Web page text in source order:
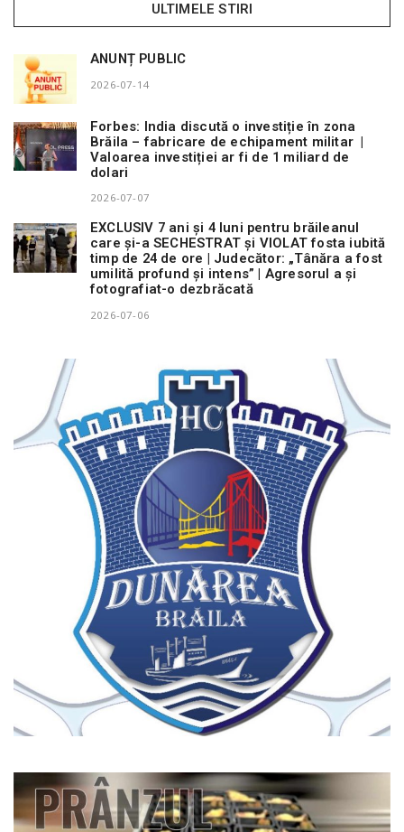
ULTIMELE STIRI
ANUNȚ PUBLIC
2026-07-14
Forbes: India discută o investiție în zona
Brăila – fabricare de echipament militar |
Valoarea investiției ar fi de 1 miliard de
dolari
2026-07-07
EXCLUSIV 7 ani și 4 luni pentru brăileanul
care și-a SECHESTRAT și VIOLAT fosta iubită
timp de 24 de ore | Judecător: „Tânăra a fost
umilită profund și intens” | Agresorul a și
fotografiat-o dezbrăcată
2026-07-06